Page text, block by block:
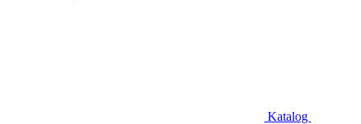
Katalog